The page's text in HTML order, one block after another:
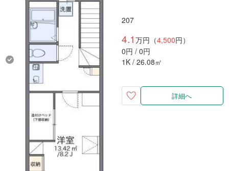
207
4.1 万円（4,500円）
0円 / 0円
1K / 26.08㎡
詳細へ